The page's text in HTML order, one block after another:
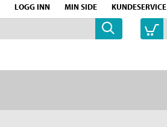
LOGG INN MIN SIDE KUNDESERVICE